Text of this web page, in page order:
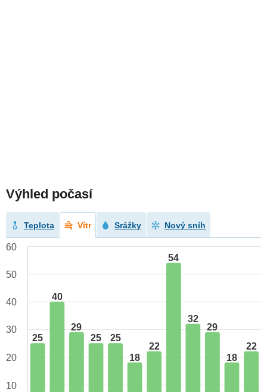
Výhled počasí
Teplota Vítr Srážky Nový sníh
25
40
29
25
25
18
22
54
32
29
18
22
60
50
40
30
20
10